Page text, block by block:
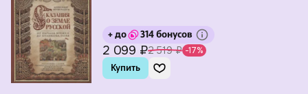
+ до 314 бонусов
2 099 ₽2 519 ₽ -17%
Купить